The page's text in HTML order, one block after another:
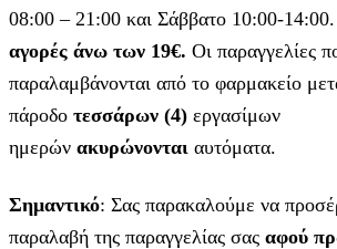
08:00 – 21:00 και Σάββατο 10:00-14:00.
αγορές άνω των 19€. Οι παραγγελίες
παραλαμβάνονται από το φαρμακείο
πάροδο τεσσάρων (4) εργασίμων
ημερών ακυρώνονται αυτόματα.
Σημαντικό: Σας παρακαλούμε να
παραλαβή της παραγγελίας σας αφού